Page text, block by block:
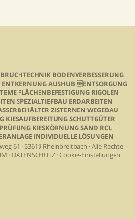
BODENVERBESSERUNG
ENTKERNUNG AUSHUB ENTSORGUNG
FLÄCHENBEFESTIGUNG RIGOLEN
SPEZIALTIEFBAU ERDARBEITEN
ZISTERNEN WEGEBAU
KIESAUFBEREITUNG SCHUTTGÜTER
KIESKÖRNUNG SAND RCL
INDIVIDUELLE LÖSUNGEN
61 · 53619 Rheinbreitbach · Alle Rechte
· DATENSCHUTZ · Cookie-Einstellungen